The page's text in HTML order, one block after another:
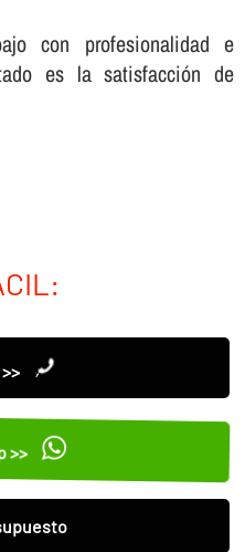
con profesionalidad e
es la satisfacción de
>>